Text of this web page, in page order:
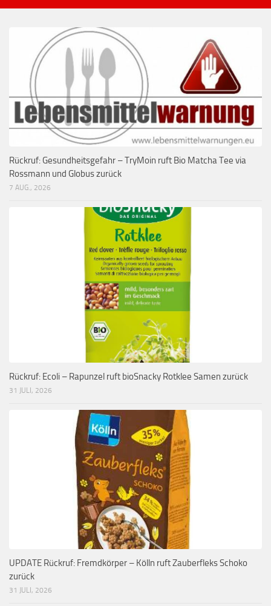
Rückruf: Gesundheitsgefahr – TryMoin ruft Bio Matcha Tee via
Rossmann und Globus zurück
7 AUG., 2026
Rückruf: Ecoli – Rapunzel ruft bioSnacky Rotklee Samen zurück
31 JULI, 2026
UPDATE Rückruf: Fremdkörper – Kölln ruft Zauberfleks Schoko
zurück
31 JULI, 2026